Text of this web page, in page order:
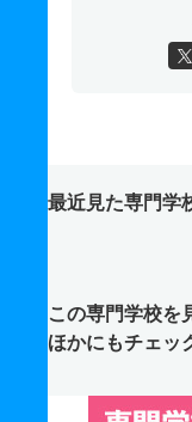
最近見た専門学
この専門学校を
ほかにもチェッ